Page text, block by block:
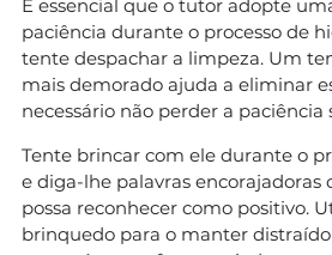
É essencial que o tutor adopte
paciência durante o processo de
tente despachar a limpeza. Um
mais demorado ajuda a eliminar
necessário não perder a paciência
Tente brincar com ele durante o
e diga-lhe palavras
possa reconhecer como positivo.
brinquedo para o manter